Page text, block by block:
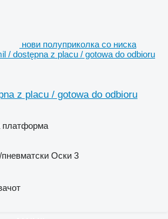
нови полуприколка со ниска
/ dostępna z placu / gotowa do odbioru
z placu / gotowa do odbioru
платформа
Оски 3